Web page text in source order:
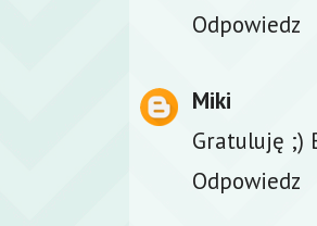
Odpowiedz
Miki
Gratuluję ;)
Odpowiedz